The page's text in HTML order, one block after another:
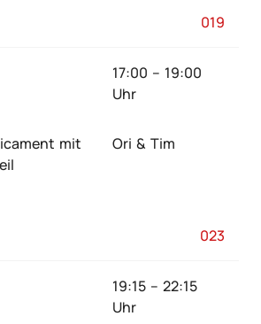
019
17:00 – 19:00
Uhr
mit
Ori & Tim
023
19:15 – 22:15
Uhr